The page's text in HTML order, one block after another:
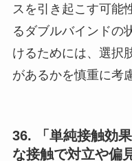
スを引き起こす可能
るダブルバインドの
けるためには、選択
があるかを慎重に考
36. 「単純接触効
な接触で対立や偏